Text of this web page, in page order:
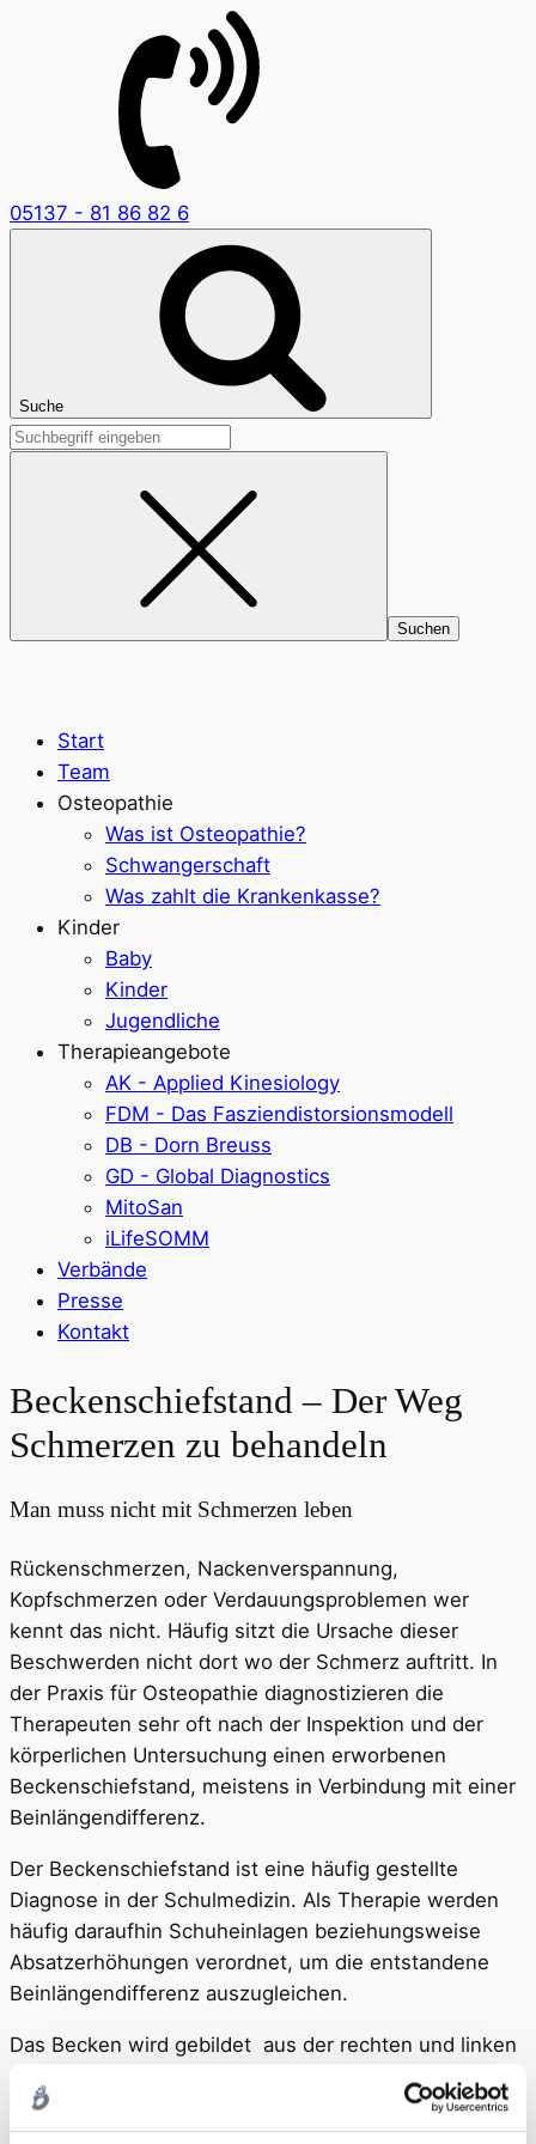
05137 - 81 86 82 6
Suche
Suchen
Start
Team
Osteopathie
Was ist Osteopathie?
Schwangerschaft
Was zahlt die Krankenkasse?
Kinder
Baby
Kinder
Jugendliche
Therapieangebote
AK - Applied Kinesiology
FDM - Das Fasziendistorsionsmodell
DB - Dorn Breuss
GD - Global Diagnostics
MitoSan
iLifeSOMM
Verbände
Presse
Kontakt
Beckenschiefstand – Der Weg
Schmerzen zu behandeln
Man muss nicht mit Schmerzen leben
Rückenschmerzen, Nackenverspannung,
Kopfschmerzen oder Verdauungsproblemen wer
kennt das nicht. Häufig sitzt die Ursache dieser
Beschwerden nicht dort wo der Schmerz auftritt. In
der Praxis für Osteopathie diagnostizieren die
Therapeuten sehr oft nach der Inspektion und der
körperlichen Untersuchung einen erworbenen
Beckenschiefstand, meistens in Verbindung mit einer
Beinlängendifferenz.
Der Beckenschiefstand ist eine häufig gestellte
Diagnose in der Schulmedizin. Als Therapie werden
häufig daraufhin Schuheinlagen beziehungsweise
Absatzerhöhungen verordnet, um die entstandene
Beinlängendifferenz auszugleichen.
Das Becken wird gebildet aus der rechten und linken
befindet sich das Kreuzbein. Trotz starker Bänder ist
das Becken beweglich. Die Beweglichkeit und die